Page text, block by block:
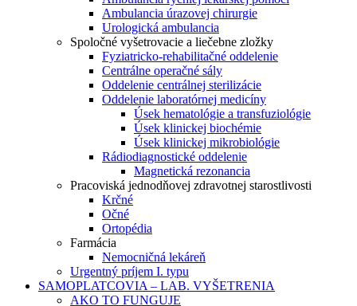
Ambulancia úrazovej chirurgie
Urologická ambulancia
Spoločné vyšetrovacie a liečebne zložky
Fyziatricko-rehabilitačné oddelenie
Centrálne operačné sály
Oddelenie centrálnej sterilizácie
Oddelenie laboratórnej medicíny
Úsek hematológie a transfuziológie
Úsek klinickej biochémie
Úsek klinickej mikrobiológie
Rádiodiagnostické oddelenie
Magnetická rezonancia
Pracoviská jednodňovej zdravotnej starostlivosti
Krčné
Očné
Ortopédia
Farmácia
Nemocničná lekáreň
Urgentný príjem I. typu
SAMOPLATCOVIA – LAB. VYŠETRENIA
AKO TO FUNGUJE